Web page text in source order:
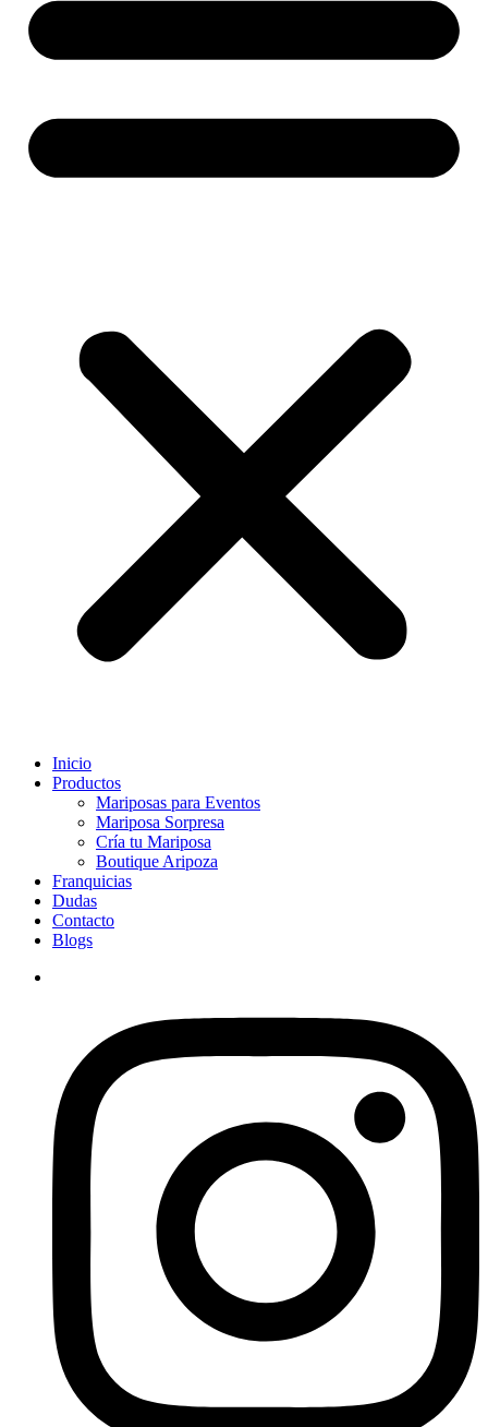
Inicio
Productos
Mariposas para Eventos
Mariposa Sorpresa
Cría tu Mariposa
Boutique Aripoza
Franquicias
Dudas
Contacto
Blogs